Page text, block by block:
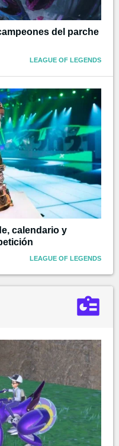
del parche
LEAGUE OF LEGENDS
calendario y
LEAGUE OF LEGENDS